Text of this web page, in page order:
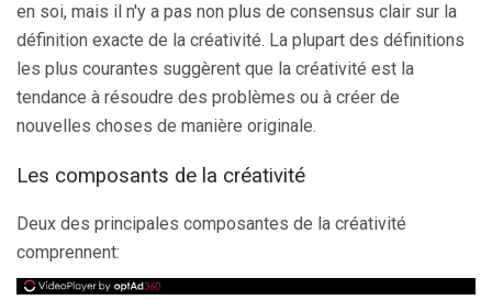
en soi, mais il n'y a pas non plus de consensus clair sur la
définition exacte de la créativité. La plupart des définitions
les plus courantes suggèrent que la créativité est la
tendance à résoudre des problèmes ou à créer de
nouvelles choses de manière originale.
Les composants de la créativité
Deux des principales composantes de la créativité
comprennent: